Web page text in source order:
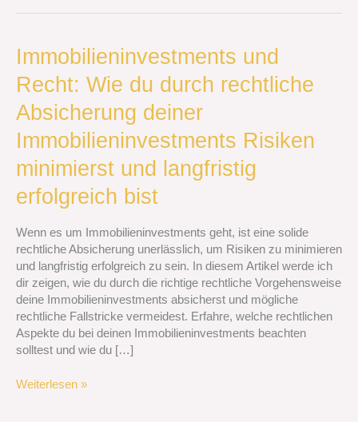
Immobilieninvestments und
Recht: Wie du durch rechtliche
Absicherung deiner
Immobilieninvestments Risiken
minimierst und langfristig
erfolgreich bist
Wenn es um Immobilieninvestments geht, ist eine solide
rechtliche Absicherung unerlässlich, um Risiken zu minimieren
und langfristig erfolgreich zu sein. In diesem Artikel werde ich
dir zeigen, wie du durch die richtige rechtliche Vorgehensweise
deine Immobilieninvestments absicherst und mögliche
rechtliche Fallstricke vermeidest. Erfahre, welche rechtlichen
Aspekte du bei deinen Immobilieninvestments beachten
solltest und wie du […]
Immobilieninvestments
und
Recht:
du
durch
rechtliche
Absicherung
Immobilieninvestments
minimierst
und
langfristig
erfolgreich
bist
Weiterlesen »